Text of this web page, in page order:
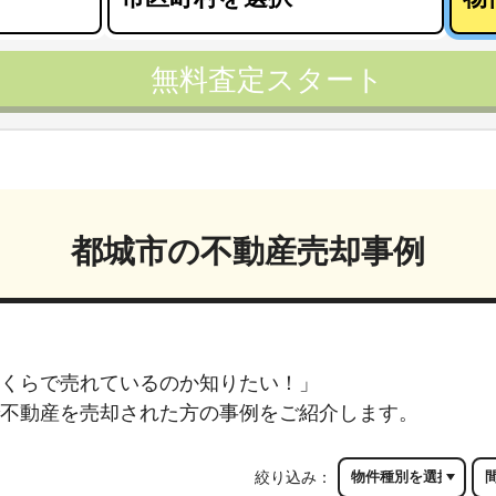
無料査定スタート
都城市の不動産売却事例
らで売れているのか知りたい！」
動産を売却された方の事例をご紹介します。
絞り込み：